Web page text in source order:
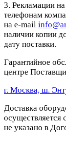
3. Рекламации
телефонам
на e-mail
наличии копии
дату поставки.
Гарантийное
центре
г. Москва, ш.
Доставка
осуществляется
не указано в